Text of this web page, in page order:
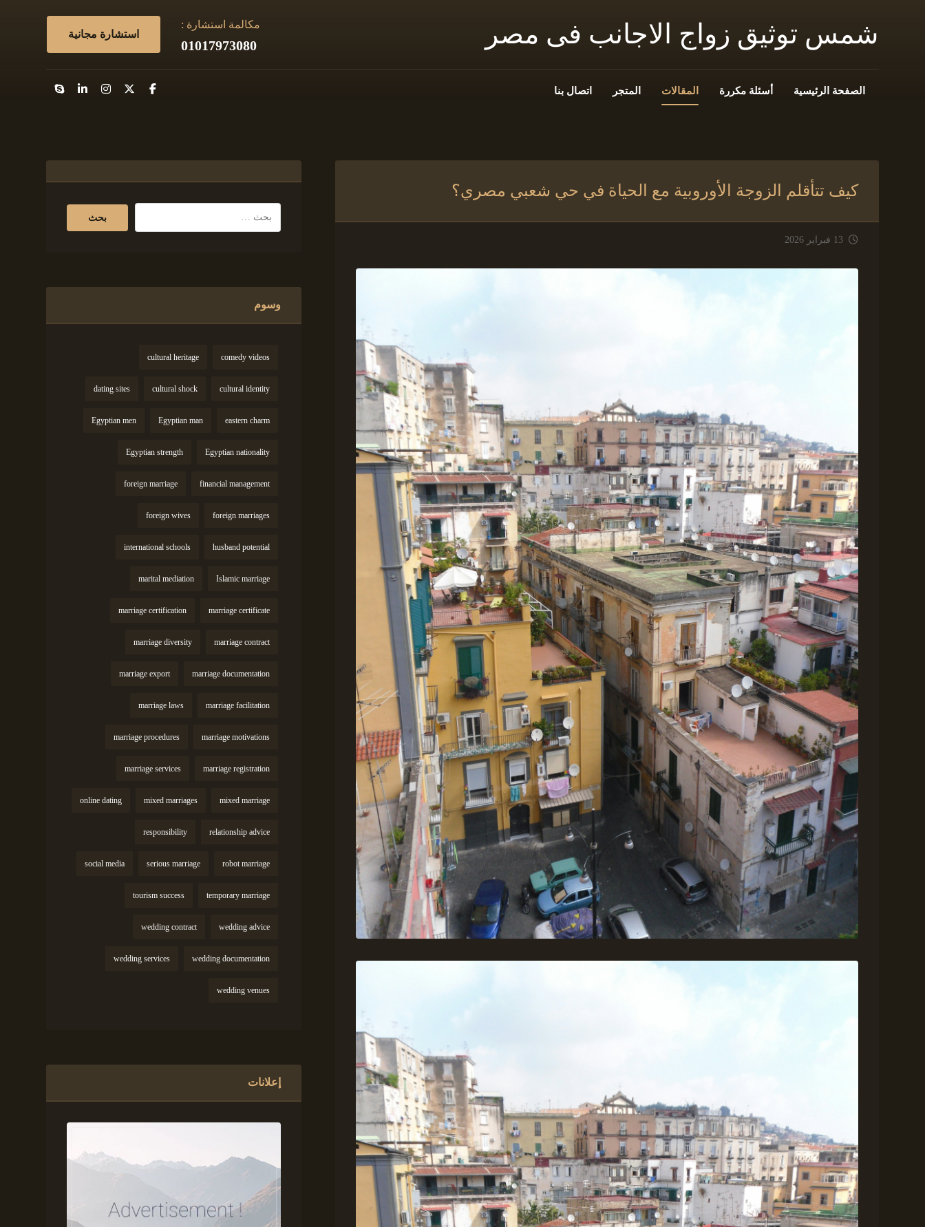
شمس توثيق زواج الاجانب فى مصر استشارة مجانية
مكالمة استشارة :
01017973080
الصفحة الرئيسية أسئلة مكررة المقالات المتجر اتصال بنا
كيف تتأقلم الزوجة الأوروبية مع الحياة في حي شعبي مصري؟
13 فبراير 2026
وسوم
comedy videos
cultural heritage
cultural identity
cultural shock
dating sites
eastern charm
Egyptian man
Egyptian men
Egyptian nationality
Egyptian strength
financial management
foreign marriage
foreign marriages
foreign wives
husband potential
international schools
Islamic marriage
marital mediation
marriage certificate
marriage certification
marriage contract
marriage diversity
marriage documentation
marriage export
marriage facilitation
marriage laws
marriage motivations
marriage procedures
marriage registration
marriage services
mixed marriage
mixed marriages
online dating
relationship advice
responsibility
robot marriage
serious marriage
social media
temporary marriage
tourism success
wedding advice
wedding contract
wedding documentation
wedding services
wedding venues
إعلانات